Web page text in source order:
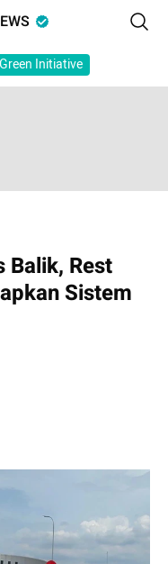
Green Initiative
Balik, Rest
Sistem